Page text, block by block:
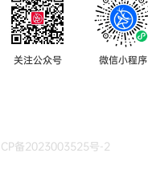
关注公众号 微信小程序
备2023003525号-2